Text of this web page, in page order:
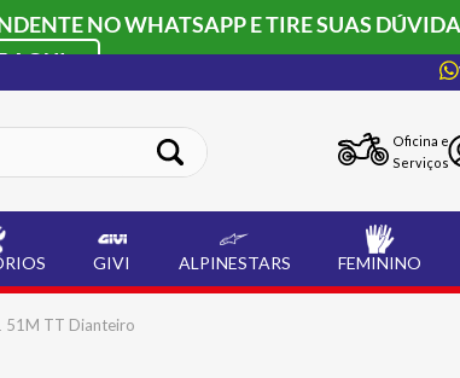
NO WHATSAPP E TIRE SUAS
AQUI
Oficina e
Serviços
GIVI ALPINESTARS FEMININO
51M TT Dianteiro